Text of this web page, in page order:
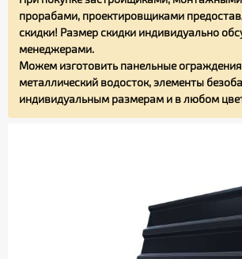
прорабами, проектировщиками
скидки! Размер скидки индивидуально
менеджерами.
Можем изготовить панельные
металлический водосток, элементы
индивидуальным размерам и в любом